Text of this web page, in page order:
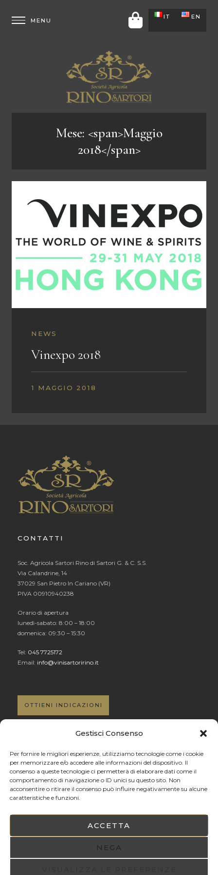
Gestisci Consenso
Per fornire le migliori esperienze, utilizziamo tecnologie come i cookie
per memorizzare e/o accedere alle informazioni del dispositivo. Il
consenso a queste tecnologie ci permetterà di elaborare dati come il
comportamento di navigazione o ID unici su questo sito. Non
acconsentire o ritirare il consenso può influire negativamente su alcune
caratteristiche e funzioni.
ACCETTA
NEGA
IT EN
Mese: <span>Maggio
2018</span>
NEWS
Vinexpo 2018
1 MAGGIO 2018
CONTATTI
Soc. Agricola Sartori Rino di Sartori G. & C. S.S.
Via Calandrine, 14
37029 San Pietro In Cariano (VR)
PIVA 00910940238
Orario di apertura
lunedì-sabato: 8:00 – 18:00
domenica: 09:30 – 15:30
Tel: 045 7725172
Email: info@vinisartoririno.it
OTTIENI INDICAZIONI
SOCIAL NETWORK
Facebook
Instagram